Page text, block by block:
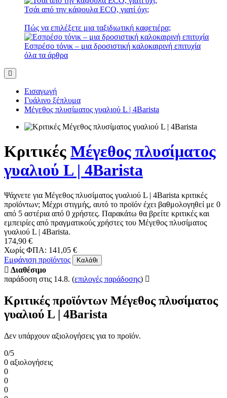
Τσάι από την κάψουλα ECO, γιατί όχι;
Πώς να επιλέξετε μια ταξιδιωτική καφετιέρα;
Εσπρέσο τόνικ – μια δροσιστική καλοκαιρινή επιτυχία
όλα τα άρθρα
Εισαγωγή
Γυάλινο ξέπλυμα
Μέγεθος πλυσίματος γυαλιού L | 4Barista
Κριτικές Μέγεθος πλυσίματος
γυαλιού L | 4Barista
Ψάχνετε για Μέγεθος πλυσίματος γυαλιού L | 4Barista κριτικές
προϊόντων; Μέχρι στιγμής, αυτό το προϊόν έχει βαθμολογηθεί με 0
από 5 αστέρια από 0 χρήστες. Παρακάτω θα βρείτε κριτικές και
εμπειρίες από πραγματικούς χρήστες του Μέγεθος πλυσίματος
γυαλιού L | 4Barista.
174,90 €
Χωρίς ΦΠΑ: 141,05 €
Εμφάνιση προϊόντος
Καλάθι
Διαθέσιμο
παράδοση στις 14.8. (επιλογές παράδοσης)
Κριτικές προϊόντων Μέγεθος πλυσίματος
γυαλιού L | 4Barista
Δεν υπάρχουν αξιολογήσεις για το προϊόν.
0/5
0 αξιολογήσεις
0
0
0